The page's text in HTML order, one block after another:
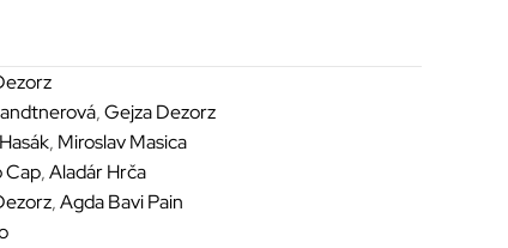
,Gejza Dezorz
, Miroslav Masica
Cap,Aladár Hrča
,Agda Bavi Pain